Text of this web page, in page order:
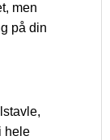
men
på din
hele